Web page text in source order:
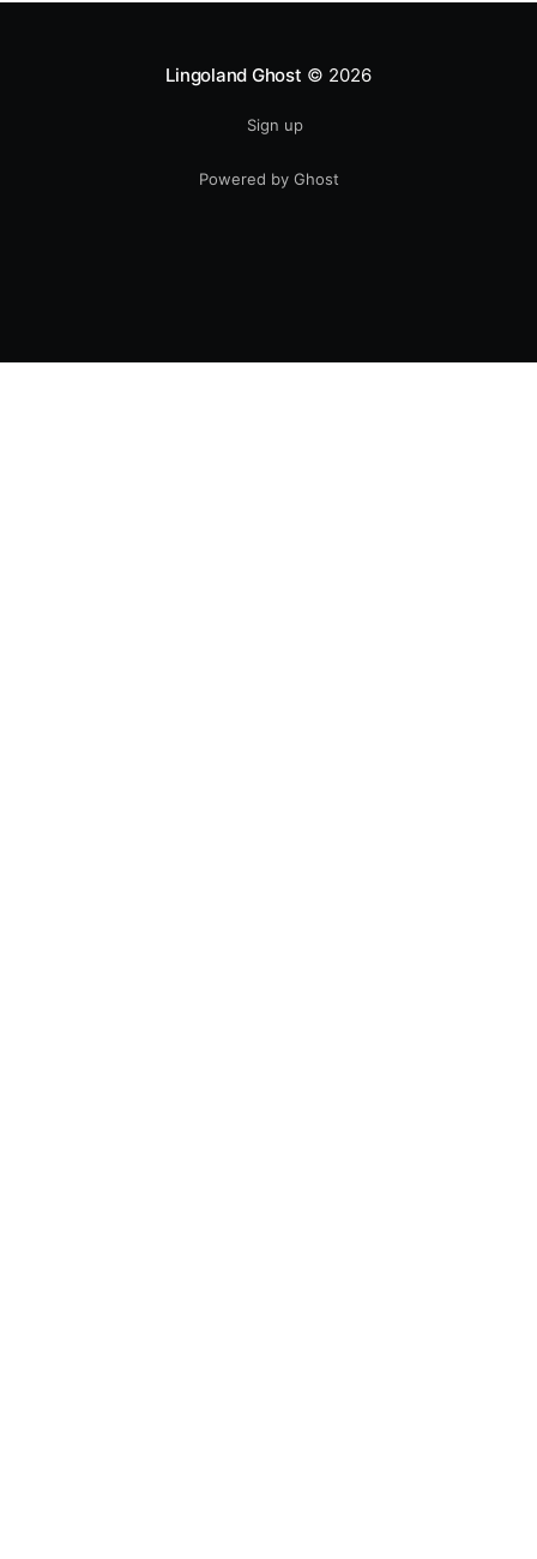
Lingoland Ghost © 2026
Sign up
Powered by Ghost